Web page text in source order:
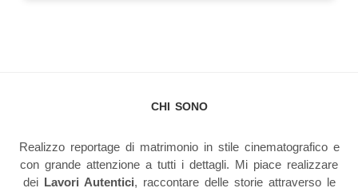
CHI SONO
Realizzo reportage di matrimonio in stile cinematografico e
con grande attenzione a tutti i dettagli. Mi piace realizzare
dei Lavori Autentici, raccontare delle storie attraverso le